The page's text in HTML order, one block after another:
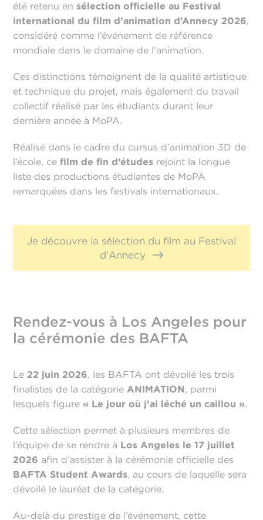
été retenu ensélection officielle au Festival
international du film d’animation d’Annecy 2026,
considéré comme l’événement de référence
mondiale dans le domaine de l’animation.
Ces distinctions témoignent de la qualité artistique
et technique du projet, mais également du travail
collectif réalisé par les étudiants durant leur
dernière année à MoPA.
Réalisé dans le cadre du cursus d’animation 3D de
l’école, cefilm de fin d’études rejoint la longue
liste des productions étudiantes de MoPA
remarquées dans les festivals internationaux.
Je découvre la sélection du film au Festival
d'Annecy
Rendez-vous à Los Angeles pour
la cérémonie des BAFTA
Le 22 juin 2026, les BAFTA ont dévoilé les trois
finalistes de la catégorieANIMATION, parmi
lesquels figure « Le jour où j’ai léché un caillou ».
Cette sélection permet à plusieurs membres de
l’équipe de se rendre à Los Angeles le 17 juillet
2026 afin d’assister à la cérémonie officielle des
BAFTA Student Awards, au cours de laquelle sera
dévoilé le lauréat de la catégorie.
Au-delà du prestige de l’événement, cette